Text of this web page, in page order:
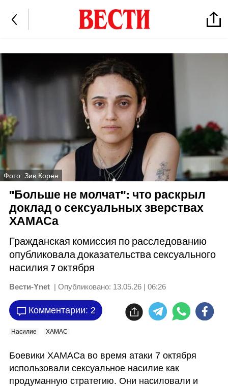
Фото: Зив Корен
"Больше не молчат": что раскрыл
доклад о сексуальных зверствах
ХАМАСа
Гражданская комиссия по расследованию
опубликовала доказательства сексуального
насилия 7 октября
Вести-Ynet | Опубликовано: 13.05.26 | 06:26
Комментарии: 2
Насилие ХАМАС
Боевики ХАМАСа во время атаки 7 октября
использовали сексуальное насилие как
продуманную стратегию. Они насиловали и